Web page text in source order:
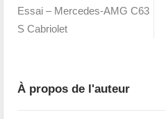
Essai – Mercedes-AMG C63
S Cabriolet
À propos de l'auteur